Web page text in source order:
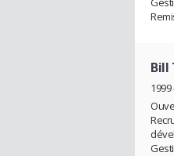
Bill
1999